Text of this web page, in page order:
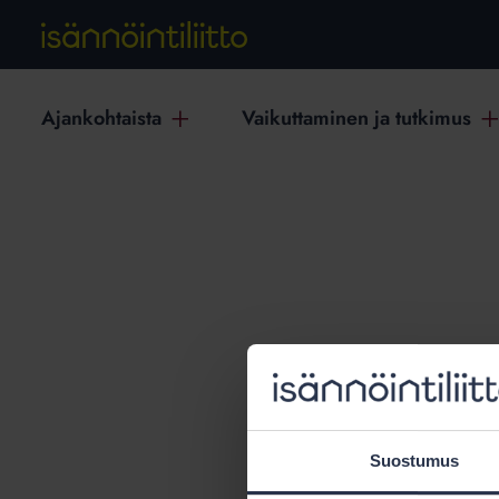
Suostumus
Ajankohtaista Vaikuttaminen ja tutkimus